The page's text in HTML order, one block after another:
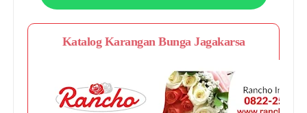
Katalog Karangan Bunga Jagakarsa